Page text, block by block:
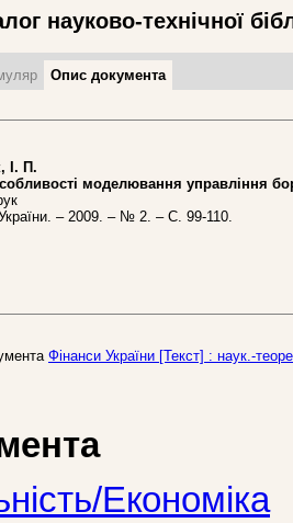
науково-технічної
Опис документа
І. П.
моделювання управління
– 2009. – № 2. – С. 99-110.
Фінанси України [Текст] : наук.-
Економіка